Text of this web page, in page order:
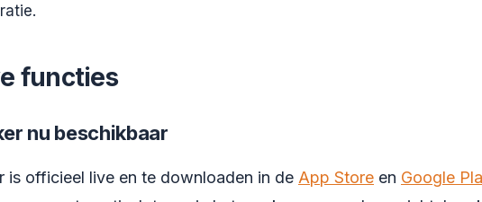
functies
nu beschikbaar
is officieel live en te downloaden in de App Store en Google